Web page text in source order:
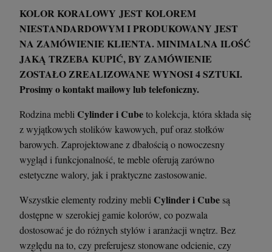
KOLOR KORALOWY JEST KOLOREM
NIESTANDARDOWYM I PRODUKOWANY JEST
NA ZAMÓWIENIE KLIENTA. MINIMALNA ILOŚĆ
JAKĄ TRZEBA KUPIĆ, BY ZAMÓWIENIE
ZOSTAŁO ZREALIZOWANE WYNOSI 4 SZTUKI.
Prosimy o kontakt mailowy lub telefoniczny.
Rodzina mebli Cylinder i Cubeto kolekcja, która składa się
z wyjątkowych stolików kawowych, puf oraz stołków
barowych. Zaprojektowane z dbałością o nowoczesny
wygląd i funkcjonalność, te meble oferują zarówno
estetyczne walory, jak i praktyczne zastosowanie.
Wszystkie elementy rodziny mebli Cylinder i Cube są
dostępne w szerokiej gamie kolorów, co pozwala
dostosować je do różnych stylów i aranżacji wnętrz. Bez
względu na to, czy preferujesz stonowane odcienie, czy